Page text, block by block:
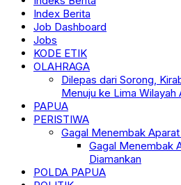
Index Berita
Job Dashboard
Jobs
KODE ETIK
OLAHRAGA
Dilepas dari Sorong,
Menuju ke Lima Wilayah
PAPUA
PERISTIWA
Gagal Menembak
Gagal Menembak
Diamankan
POLDA PAPUA